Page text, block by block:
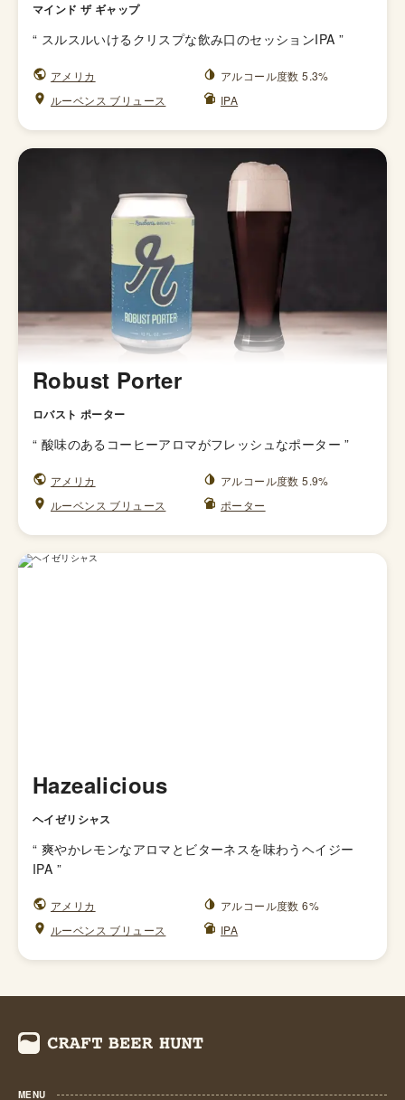
マインド ザ ギャップ
“ スルスルいけるクリスプな飲み口のセッションIPA ”
アメリカ
アルコール度数 5.3%
ルーベンス ブリュース
IPA
Robust Porter
ロバスト ポーター
“ 酸味のあるコーヒーアロマがフレッシュなポーター ”
アメリカ
アルコール度数 5.9%
ルーベンス ブリュース
ポーター
Hazealicious
ヘイゼリシャス
“ 爽やかレモンなアロマとビターネスを味わうヘイジー
IPA ”
アメリカ
アルコール度数 6%
ルーベンス ブリュース
IPA
MENU